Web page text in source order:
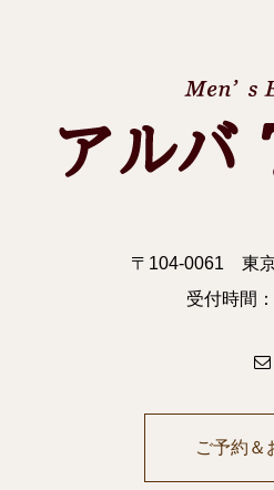
〒104-0061 東
受付時間
ご予約＆